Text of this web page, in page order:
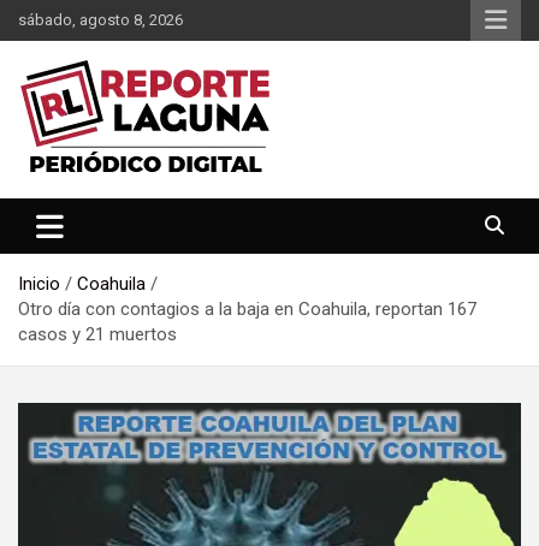
Saltar
al
contenido
sábado, agosto 8, 2026
Reporte Laguna
Inicio
Coahuila
Otro día con contagios a la baja en Coahuila, reportan 167
casos y 21 muertos